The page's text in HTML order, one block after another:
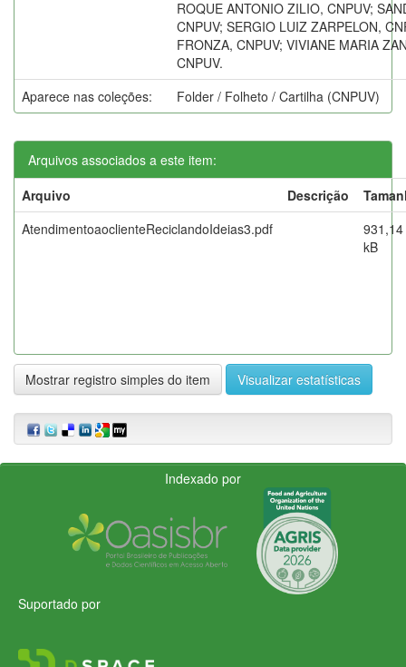
ROQUE ANTONIO ZILIO, CNPUV;
CNPUV; SERGIO LUIZ ZARPELON,
FRONZA, CNPUV; VIVIANE MARIA
CNPUV.
Aparece nas coleções:
Folder / Folheto / Cartilha (CNPUV)
Arquivos associados a este item:
Arquivo
Descrição
AtendimentoaoclienteReciclandoIdeias3.pdf
931,14
kB
Mostrar registro simples do item Visualizar estatísticas
Indexado por
Suportado por